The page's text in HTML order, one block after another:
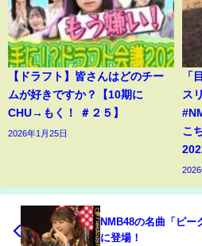
【ドラフト】皆さんはどのチー
ムが好きですか？【10期に
CHU→もく！ ＃２５】
2026年1月25日
「
ス
こ
NMB48の名曲「ピー
に登場！